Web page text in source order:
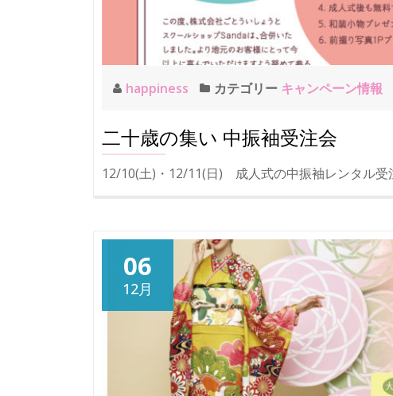
happiness カテゴリー キャンペーン情報
二十歳の集い 中振袖受注会
12/10(土)・12/11(日) 成人式の中振袖レンタル受
06
12月